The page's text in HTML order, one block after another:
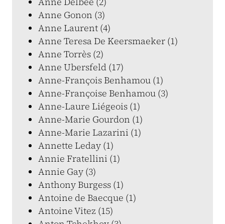
Anne Gonon (3)
Anne Laurent (4)
Anne Teresa De Keersmaeker (1)
Anne Torrès (2)
Anne Ubersfeld (17)
Anne-François Benhamou (1)
Anne-Françoise Benhamou (3)
Anne-Laure Liégeois (1)
Anne-Marie Gourdon (1)
Anne-Marie Lazarini (1)
Annette Leday (1)
Annie Fratellini (1)
Annie Gay (3)
Anthony Burgess (1)
Antoine de Baecque (1)
Antoine Vitez (15)